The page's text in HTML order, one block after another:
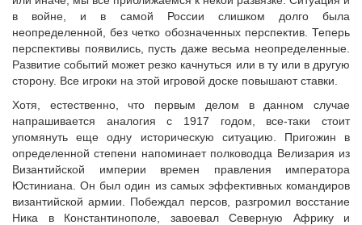
в войне, и в самой России слишком долго была
неопределенной, без четко обозначенных перспектив. Теперь
перспективы появились, пусть даже весьма неопределенные.
Развитие событий может резко качнуться или в ту или в другую
сторону. Все игроки на этой игровой доске повышают ставки.
Хотя, естественно, что первым делом в данном случае
напрашивается аналогия с 1917 годом, все-таки стоит
упомянуть еще одну историческую ситуацию. Пригожин в
определенной степени напоминает полководца Велизария из
Византийской империи времен правления императора
Юстиниана. Он был один из самых эффективных командиров
византийской армии. Побеждал персов, разгромил восстание
Ника в Константинополе, завоевал Северную Африку и